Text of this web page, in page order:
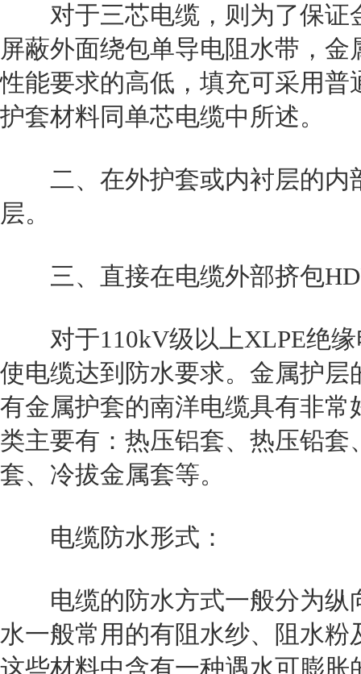
对于三芯电缆，则为了保证
屏蔽外面绕包单导电阻水带，
性能要求的高低，填充可采用
护套材料同单芯电缆中所述。
二、在外护套或内衬层的内
层。
三、直接在电缆外部挤包
对于110kV级以上XLPE绝缘
使电缆达到防水要求。金属护
有金属护套的南洋电缆具有非
类主要有：热压铝套、热压铅
套、冷拔金属套等。
电缆防水形式：
电缆的防水方式一般分为纵
水一般常用的有阻水纱、阻水
这些材料中含有一种遇水可膨